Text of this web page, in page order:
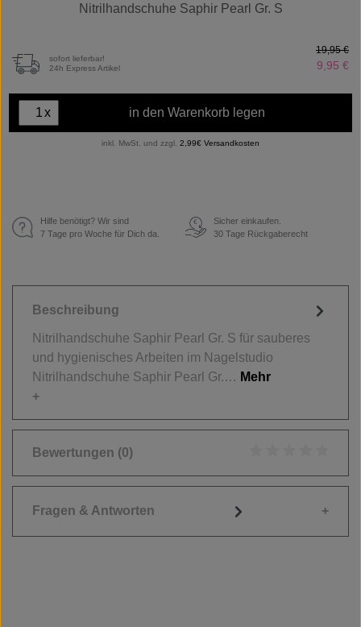
Nitrilhandschuhe Saphir Pearl Gr. S
sofort lieferbar!
24h Express Artikel
9,95 €
19,95 €
x in den Warenkorb legen
inkl. MwSt. und zzgl. 2,99€ Versandkosten
Hilfe benötigt? Wir sind
7 Tage pro Woche für Dich da.
€
Sicher einkaufen.
30 Tage Rückgaberecht
Beschreibung
Nitrilhandschuhe Saphir Pearl Gr. S für sauberes
und hygienisches Arbeiten im Nagelstudio
Nitrilhandschuhe Saphir Pearl Gr.… Mehr
Bewertungen (0)
Fragen & Antworten